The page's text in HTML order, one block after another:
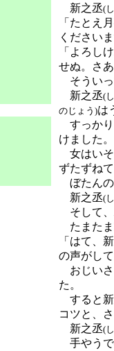
新之丞(
「たとえ
ください
「よろし
せぬ。さあ
そういっ
新之丞(
のじょう)は
すっかり
けました。
女はいそ
ずたずねて
ぼたんの
新之丞(
そして、
たまたま
「はて、
の声がし
おじいさ
た。
すると新
コツと、
新之丞(
手やうで